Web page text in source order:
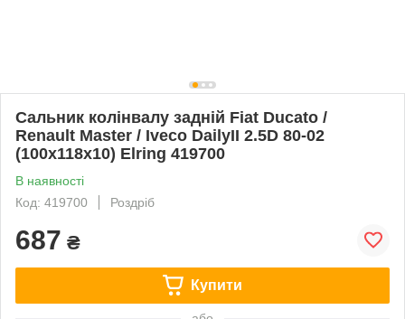
Сальник колінвалу задній Fiat Ducato /
Renault Master / Iveco DailyII 2.5D 80-02
(100x118x10) Elring 419700
В наявності
Код: 419700
Роздріб
687 ₴
Купити